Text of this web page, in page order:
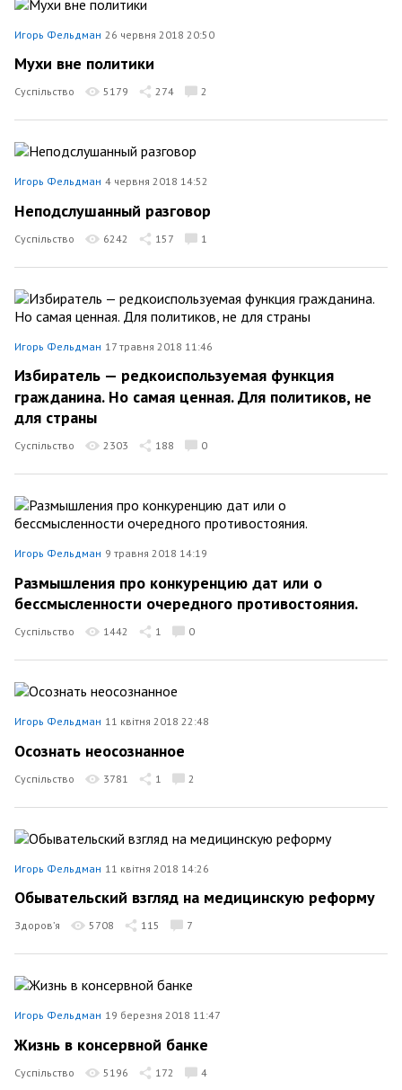
Игорь Фельдман 26 червня 2018 20:50
Мухи вне политики
Суспільство 5179 274 2
Игорь Фельдман 4 червня 2018 14:52
Неподслушанный разговор
Суспільство 6242 157 1
Игорь Фельдман 17 травня 2018 11:46
Избиратель — редкоиспользуемая функция
гражданина. Но самая ценная. Для политиков, не
для страны
Суспільство 2303 188 0
Игорь Фельдман 9 травня 2018 14:19
Размышления про конкуренцию дат или о
бессмысленности очередного противостояния.
Суспільство 1442 1 0
Игорь Фельдман 11 квітня 2018 22:48
Осознать неосознанное
Суспільство 3781 1 2
Игорь Фельдман 11 квітня 2018 14:26
Обывательский взгляд на медицинскую реформу
Здоров’я 5708 115 7
Игорь Фельдман 19 березня 2018 11:47
Жизнь в консервной банке
Суспільство 5196 172 4